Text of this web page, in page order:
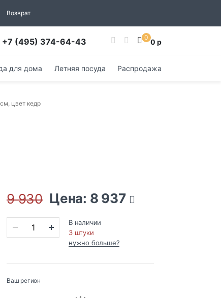
Возврат
+7 (495) 374-64-43 0 0 р
для дома Летняя посуда Распродажа
цвет кедр
9 930 Цена: 8 937
В наличии
3 штуки
нужно больше?
Ваш регион